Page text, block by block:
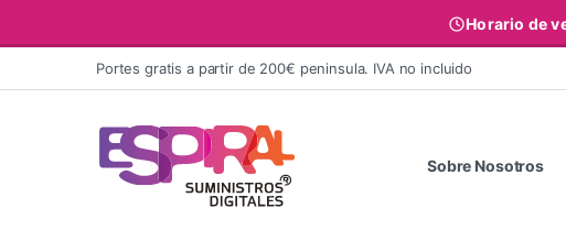
Horario de
Ir al contenidoPortes gratis a partir de 200€ peninsula. IVA no incluido
Sobre Nosotros